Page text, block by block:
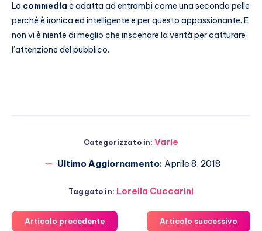
La commedia è adatta ad entrambi come una seconda pelle
perché è ironica ed intelligente e per questo appassionante. E
non vi è niente di meglio che inscenare la verità per catturare
l’attenzione del pubblico.
Categorizzato in: Varie
Ultimo Aggiornamento: Aprile 8, 2018
Taggato in: Lorella Cuccarini
Articolo precedente Articolo successivo